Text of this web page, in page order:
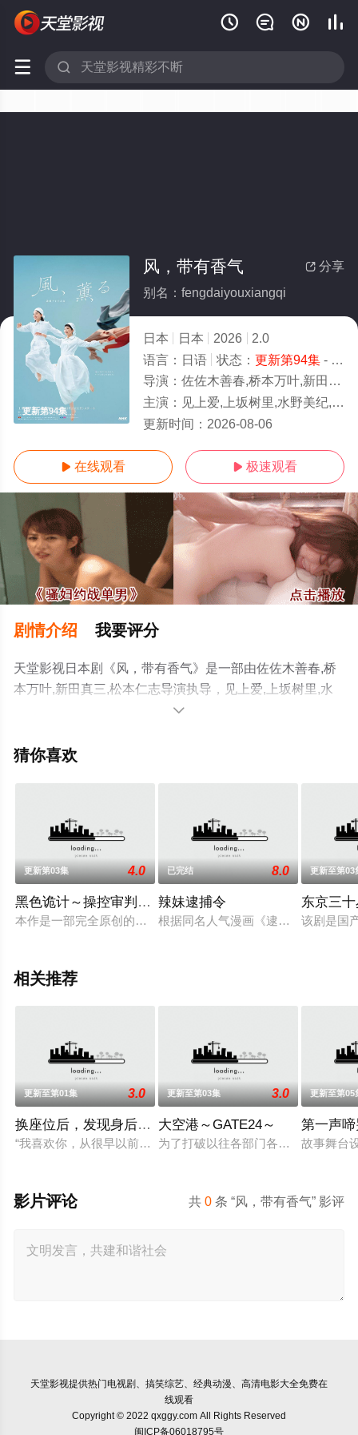
   
 
更新第94集
 分享
风，带有香气
别名：fengdaiyouxiangqi
日本 日本 2026
2.0
语言： 日语 状态： 更新第94集- 免费在线观看
导演： 佐佐木善春,桥本万叶,新田真三,松本仁志
主演： 见上爱,上坂树里,水野美纪,早坂美海,小林隆,小林虎之介,津崎史郎,岩瀬顕子,三浦贵大
更新时间： 2026-08-06
 在线观看  极速观看
剧情介绍 我要评分
天堂影视日本剧《风，带有香气》是一部由佐佐木善春,桥
本万叶,新田真三,松本仁志导演执导，见上爱,上坂树里,水
野美纪,早坂美海,小林隆,小林虎之介,津崎史郎,岩瀬顕子,三
一辉,佐野晶哉,藤原季节,林裕太,坂东弥十郎,内田慈,小倉史
瓣电视剧、电视猫或剧情网等平台了解。
。

猜你喜欢
更新第03集 4.0
黑色诡计～操控审判的辩护人
本作是一部完全原创的律政娱乐作品，讲述了“捏造天才”且能力
已完结 8.0
辣妹逮捕令
根据同名人气漫画《逮捕令》改编，
更新至第03
东京三
该剧是国
相关推荐
更新至第01集 3.0
换座位后，发现身后的男生好像喜欢我
“我喜欢你，从很早以前就开始了。”从换座位开始⁉︎ 性格完全相
更新至第03集 3.0
大空港～GATE24～
为了打破以往各部门各自为政的死板
更新至第05
第一声
故事舞台
共0 条 “风，带有香气” 影评
影片评论
天堂影视提供热门电视剧、搞笑综艺、经典动漫、高清电影大全免费在
线观看
Copyright © 2022 qxggy.com All Rights Reserved
闽ICP备06018795号